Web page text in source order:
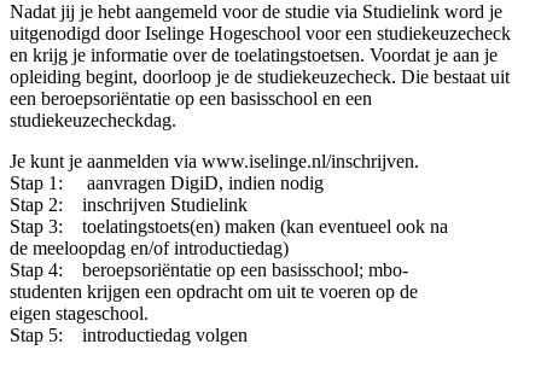
Nadat jij je hebt aangemeld voor de studie via Studielink word je
uitgenodigd door Iselinge Hogeschool voor een studiekeuzecheck
en krijg je informatie over de toelatingstoetsen. Voordat je aan je
opleiding begint, doorloop je de studiekeuzecheck. Die bestaat uit
een beroepsoriëntatie op een basisschool en een
studiekeuzecheckdag.
Je kunt je aanmelden via www.iselinge.nl/inschrijven.
Stap 1: aanvragen DigiD, indien nodig
Stap 2: inschrijven Studielink
Stap 3: toelatingstoets(en) maken (kan eventueel ook na
de meeloopdag en/of introductiedag)
Stap 4: beroepsoriëntatie op een basisschool; mbo-
studenten krijgen een opdracht om uit te voeren op de
eigen stageschool.
Stap 5: introductiedag volgen